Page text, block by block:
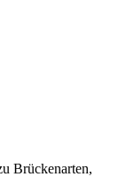
Brückenarten,